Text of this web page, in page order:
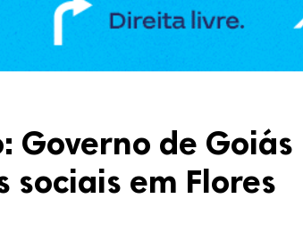
Governo de Goiás
em Flores